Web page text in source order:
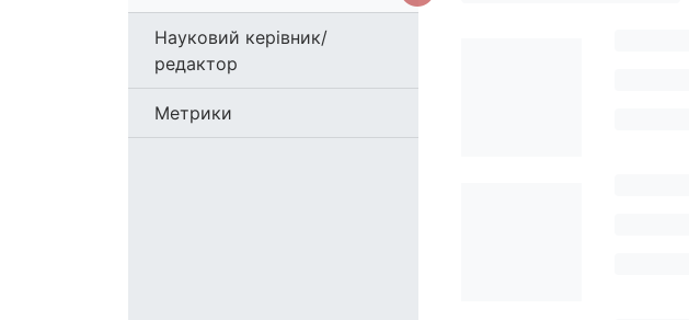
Науковий керівник/
редактор
Метрики